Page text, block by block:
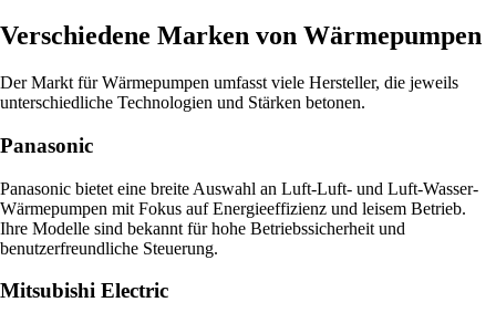
Verschiedene Marken von Wärmepumpen
Der Markt für Wärmepumpen umfasst viele Hersteller, die jeweils
unterschiedliche Technologien und Stärken betonen.
Panasonic
Panasonic bietet eine breite Auswahl an Luft-Luft- und Luft-Wasser-
Wärmepumpen mit Fokus auf Energieeffizienz und leisem Betrieb.
Ihre Modelle sind bekannt für hohe Betriebssicherheit und
benutzerfreundliche Steuerung.
Mitsubishi Electric